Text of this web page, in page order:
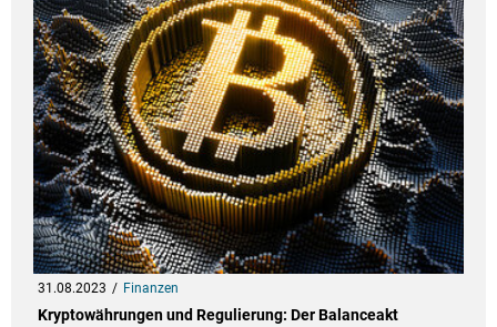
31.08.2023 Finanzen
Kryptowährungen und Regulierung: Der Balanceakt